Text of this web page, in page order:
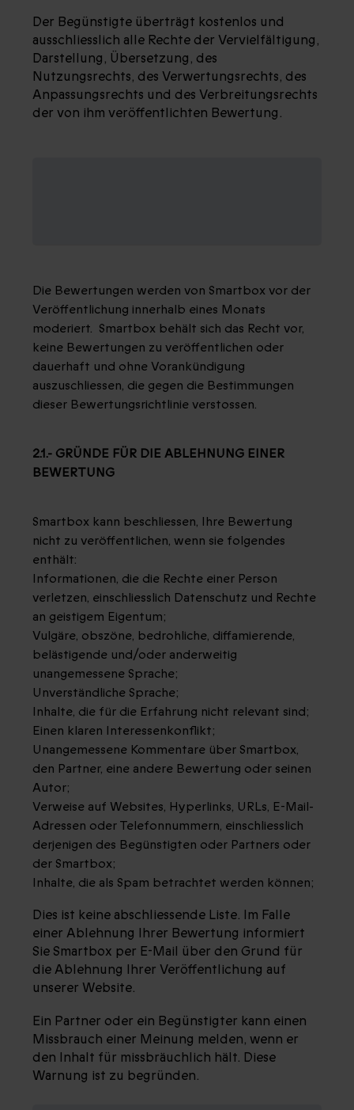
Der Begünstigte überträgt kostenlos und
ausschliesslich alle Rechte der Vervielfältigung,
Darstellung, Übersetzung, des
Nutzungsrechts, des Verwertungsrechts, des
Anpassungsrechts und des Verbreitungsrechts
der von ihm veröffentlichten Bewertung.
Die Bewertungen werden von Smartbox vor der
Veröffentlichung innerhalb eines Monats
moderiert. Smartbox behält sich das Recht vor,
keine Bewertungen zu veröffentlichen oder
dauerhaft und ohne Vorankündigung
auszuschliessen, die gegen die Bestimmungen
dieser Bewertungsrichtlinie verstossen.
2.1.- GRÜNDE FÜR DIE ABLEHNUNG EINER
BEWERTUNG
Smartbox kann beschliessen, Ihre Bewertung
nicht zu veröffentlichen, wenn sie folgendes
enthält:
Informationen, die die Rechte einer Person
verletzen, einschliesslich Datenschutz und Rechte
an geistigem Eigentum;
Vulgäre, obszöne, bedrohliche, diffamierende,
belästigende und/oder anderweitig
unangemessene Sprache;
Unverständliche Sprache;
Inhalte, die für die Erfahrung nicht relevant sind;
Einen klaren Interessenkonflikt;
Unangemessene Kommentare über Smartbox,
den Partner, eine andere Bewertung oder seinen
Autor;
Verweise auf Websites, Hyperlinks, URLs, E-Mail-
Adressen oder Telefonnummern, einschliesslich
derjenigen des Begünstigten oder Partners oder
der Smartbox;
Inhalte, die als Spam betrachtet werden können;
Dies ist keine abschliessende Liste. Im Falle
einer Ablehnung Ihrer Bewertung informiert
Sie Smartbox per E-Mail über den Grund für
die Ablehnung Ihrer Veröffentlichung auf
unserer Website.
Ein Partner oder ein Begünstigter kann einen
Missbrauch einer Meinung melden, wenn er
den Inhalt für missbräuchlich hält. Diese
Warnung ist zu begründen.